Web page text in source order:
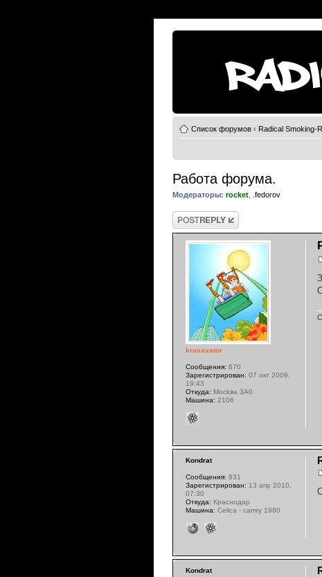
Список форумов ‹ Radical Smoking-
Работа форума.
Модераторы: rocket .fedorov
Ответить
krasavator
Сообщения: 670
Зарегистрирован: 07 окт 2009,
19:43
Откуда: Mockвa 3A0
Машина: 2106
Kondrat
Сообщения: 831
Зарегистрирован: 13 апр 2010,
07:30
Откуда: Краснодар
Машина: Celica - camry 1980
Kondrat